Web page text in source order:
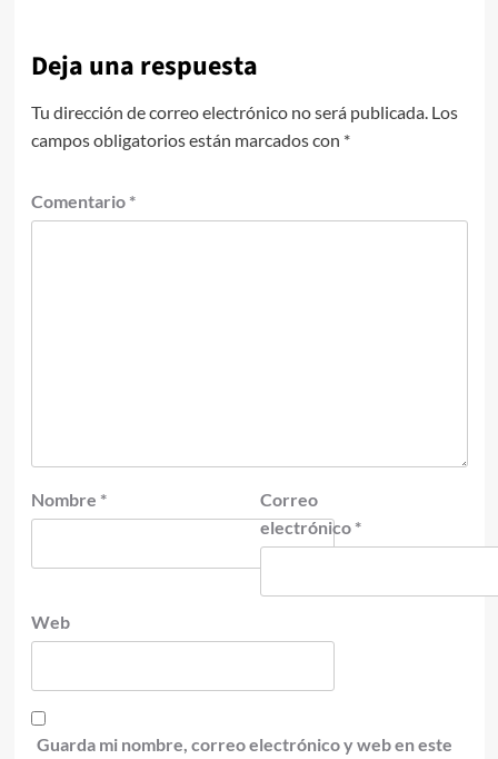
Deja una respuesta
Tu dirección de correo electrónico no será publicada. Los
campos obligatorios están marcados con *
Comentario *
Nombre *
Correo
electrónico *
Web
Guarda mi nombre, correo electrónico y web en este